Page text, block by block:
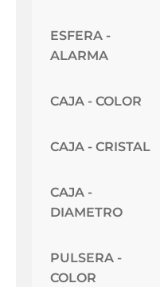
ESFERA -
ALARMA
CAJA - COLOR
CAJA - CRISTAL
CAJA -
DIAMETRO
PULSERA -
COLOR